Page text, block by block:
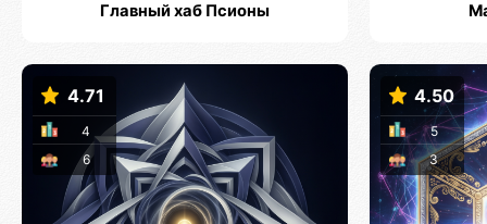
Главный хаб Псионы
4.71
6
4
4.50
3
5